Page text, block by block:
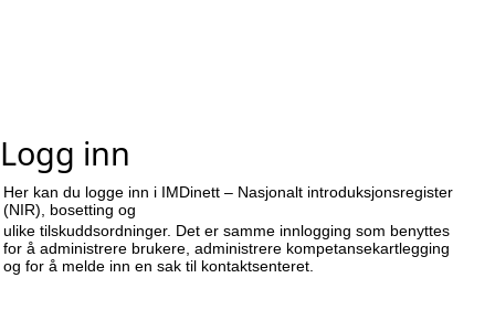
Logg inn
Her kan du logge inn i IMDinett – Nasjonalt introduksjonsregister
(NIR), bosetting og
ulike tilskuddsordninger. Det er samme innlogging som benyttes
for å administrere brukere, administrere kompetansekartlegging
og for å melde inn en sak til kontaktsenteret.